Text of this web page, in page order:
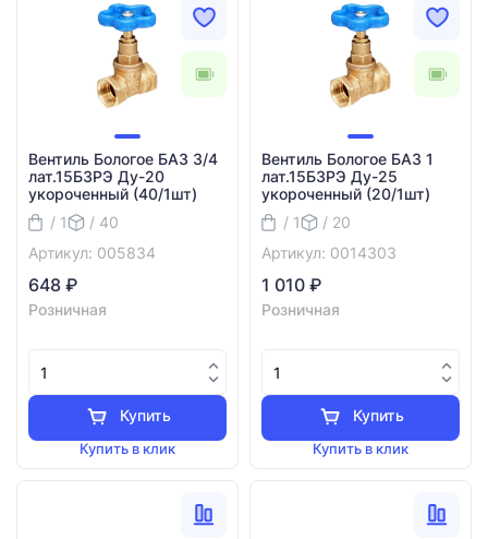
Вентиль Бологое БАЗ 3/4
лат.15БЗРЭ Ду-20
укороченный (40/1шт)
/ 1
/ 40
Артикул: 005834
648 ₽
Розничная
Купить
Купить в клик
Вентиль Бологое БАЗ 1
лат.15БЗРЭ Ду-25
укороченный (20/1шт)
/ 1
/ 20
Артикул: 0014303
1 010 ₽
Розничная
Купить
Купить в клик